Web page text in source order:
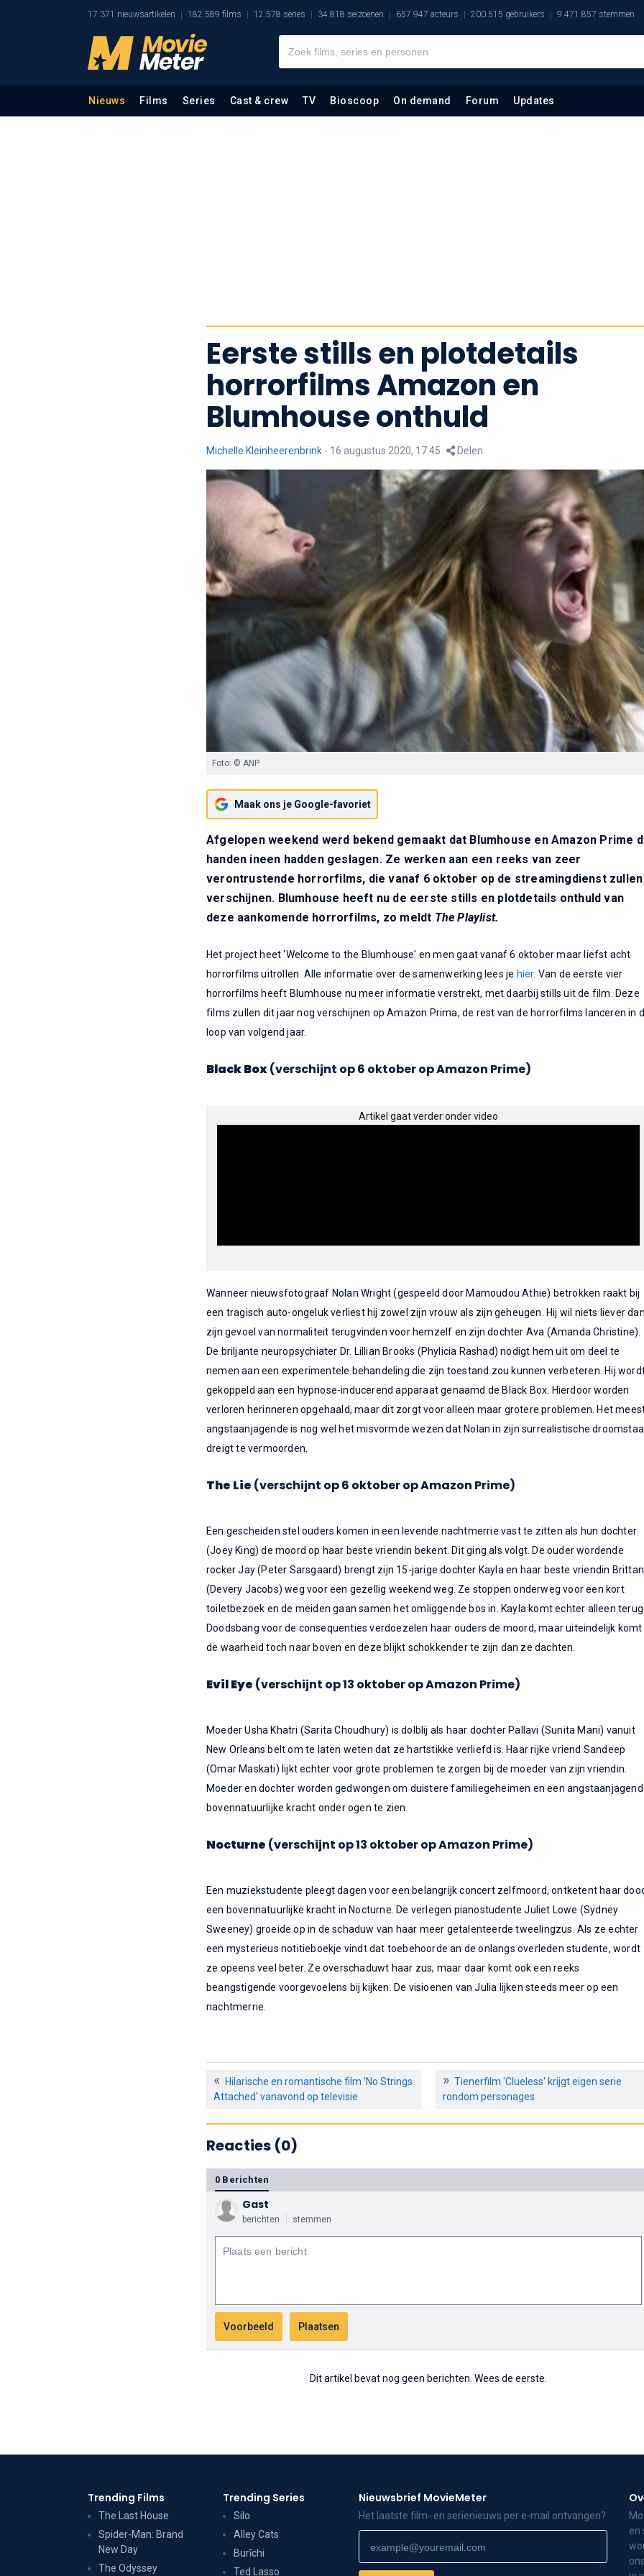
17.371 nieuwsartikelen 182.589 films 12.578 series 34.818 seizoenen 657.947 acteurs 200.515 gebruikers 9.471.857 stemmen
Nieuws Films Series Cast & crew TV Bioscoop On demand Forum Updates
Eerste stills en plotdetails
horrorfilms Amazon en
Blumhouse onthuld
Michelle Kleinheerenbrink - 16 augustus 2020, 17:45 Delen
Foto: © ANP
Maak ons je Google-favoriet
Afgelopen weekend werd bekend gemaakt dat Blumhouse en Amazon Prime
handen ineen hadden geslagen. Ze werken aan een reeks van zeer
verontrustende horrorfilms, die vanaf 6 oktober op de streamingdienst zullen
verschijnen. Blumhouse heeft nu de eerste stills en plotdetails onthuld van
deze aankomende horrorfilms, zo meldt The Playlist.
Het project heet 'Welcome to the Blumhouse' en men gaat vanaf 6 oktober maar liefst acht
horrorfilms uitrollen. Alle informatie over de samenwerking lees je hier. Van de eerste vier
horrorfilms heeft Blumhouse nu meer informatie verstrekt, met daarbij stills uit de film. Deze
films zullen dit jaar nog verschijnen op Amazon Prima, de rest van de horrorfilms lanceren in
loop van volgend jaar.
Black Box(verschijnt op 6 oktober op Amazon Prime)
Artikel gaat verder onder video
Wanneer nieuwsfotograaf Nolan Wright (gespeeld door Mamoudou Athie) betrokken raakt bij
een tragisch auto-ongeluk verliest hij zowel zijn vrouw als zijn geheugen. Hij wil niets liever
zijn gevoel van normaliteit terugvinden voor hemzelf en zijn dochter Ava (Amanda Christine).
De briljante neuropsychiater Dr. Lillian Brooks (Phylicia Rashad) nodigt hem uit om deel te
nemen aan een experimentele behandeling die zijn toestand zou kunnen verbeteren. Hij
gekoppeld aan een hypnose-inducerend apparaat genaamd de Black Box. Hierdoor worden
verloren herinneren opgehaald, maar dit zorgt voor alleen maar grotere problemen. Het
angstaanjagende is nog wel het misvormde wezen dat Nolan in zijn surrealistische
dreigt te vermoorden.
The Lie (verschijnt op 6 oktober op Amazon Prime)
Een gescheiden stel ouders komen in een levende nachtmerrie vast te zitten als hun dochter
(Joey King) de moord op haar beste vriendin bekent. Dit ging als volgt. De ouder wordende
rocker Jay (Peter Sarsgaard) brengt zijn 15-jarige dochter Kayla en haar beste vriendin
(Devery Jacobs) weg voor een gezellig weekend weg. Ze stoppen onderweg voor een kort
toiletbezoek en de meiden gaan samen het omliggende bos in. Kayla komt echter alleen
Doodsbang voor de consequenties verdoezelen haar ouders de moord, maar uiteindelijk komt
de waarheid toch naar boven en deze blijkt schokkender te zijn dan ze dachten.
Evil Eye (verschijnt op 13 oktober op Amazon Prime)
Moeder Usha Khatri (Sarita Choudhury) is dolblij als haar dochter Pallavi (Sunita Mani) vanuit
New Orleans belt om te laten weten dat ze hartstikke verliefd is. Haar rijke vriend Sandeep
(Omar Maskati) lijkt echter voor grote problemen te zorgen bij de moeder van zijn vriendin.
Moeder en dochter worden gedwongen om duistere familiegeheimen en een
bovennatuurlijke kracht onder ogen te zien.
Nocturne (verschijnt op 13 oktober op Amazon Prime)
Een muziekstudente pleegt dagen voor een belangrijk concert zelfmoord, ontketent haar
een bovennatuurlijke kracht in Nocturne. De verlegen pianostudente Juliet Lowe (Sydney
Sweeney) groeide op in de schaduw van haar meer getalenteerde tweelingzus. Als ze echter
een mysterieus notitieboekje vindt dat toebehoorde an de onlangs overleden studente, wordt
ze opeens veel beter. Ze overschaduwt haar zus, maar daar komt ook een reeks
beangstigende voorgevoelens bij kijken. De visioenen van Julia lijken steeds meer op een
nachtmerrie.
Hilarische en romantische film 'No Strings
Attached' vanavond op televisie
Tienerfilm 'Clueless' krijgt eigen serie
rondom personages
Reacties (0)
0 Berichten
Gast
berichten stemmen
Dit artikel bevat nog geen berichten. Wees de eerste.
Trending Films
The Last House
Spider-Man: Brand
New Day
The Odyssey
Trending Series
Silo
Alley Cats
Burīchi
Ted Lasso
Nieuwsbrief MovieMeter
Het laatste film- en serienieuws per e-mail ontvangen?
en